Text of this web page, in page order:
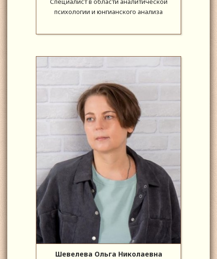
психологии и юнгианского анализа
Шевелева Ольга Николаевна